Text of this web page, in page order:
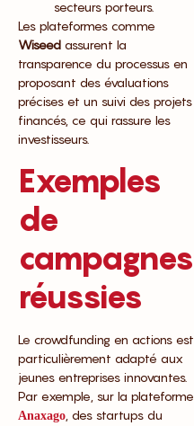
secteurs porteurs.
Les plateformes comme
Wiseed assurent la
transparence du processus en
proposant des évaluations
précises et un suivi des projets
financés, ce qui rassure les
investisseurs.
Exemples
de
campagnes
réussies
Le crowdfunding en actions est
particulièrement adapté aux
jeunes entreprises innovantes.
Par exemple, sur la plateforme
Anaxago , des startups du